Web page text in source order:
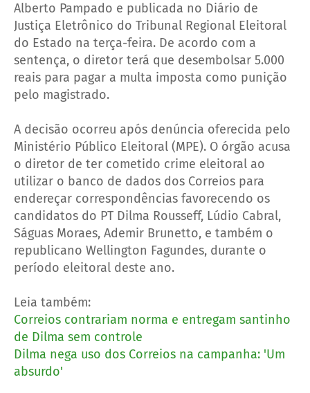
Alberto Pampado e publicada no Diário de
Justiça Eletrônico do Tribunal Regional Eleitoral
do Estado na terça-feira. De acordo com a
sentença, o diretor terá que desembolsar 5.000
reais para pagar a multa imposta como punição
pelo magistrado.
A decisão ocorreu após denúncia oferecida pelo
Ministério Público Eleitoral (MPE). O órgão acusa
o diretor de ter cometido crime eleitoral ao
utilizar o banco de dados dos Correios para
endereçar correspondências favorecendo os
candidatos do PT Dilma Rousseff, Lúdio Cabral,
Ságuas Moraes, Ademir Brunetto, e também o
republicano Wellington Fagundes, durante o
período eleitoral deste ano.
Leia também:
Correios contrariam norma e entregam santinho
de Dilma sem controle
Dilma nega uso dos Correios na campanha: 'Um
absurdo'